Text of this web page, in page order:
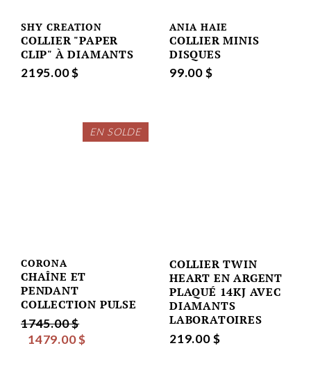
SHY CREATION
COLLIER "PAPER
CLIP" À DIAMANTS
2195.00 $
ANIA HAIE
COLLIER MINIS
DISQUES
99.00 $
EN SOLDE
CORONA
CHAÎNE ET
PENDANT
COLLECTION PULSE
1745.00 $
1479.00 $
COLLIER TWIN
HEART EN ARGENT
PLAQUÉ 14KJ AVEC
DIAMANTS
LABORATOIRES
219.00 $